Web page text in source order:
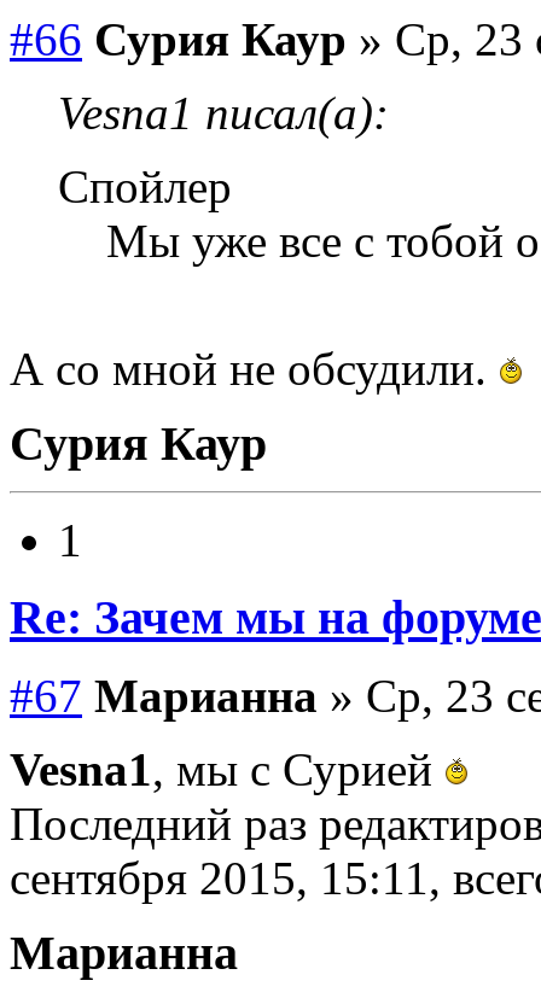
#66 Сурия Каур » Ср, 23
Vesna1 писал(а):
Спойлер
Мы уже все с тобой
А со мной не обсудили.
Сурия Каур
1
Re: Зачем мы на
#67 Марианна » Ср, 23
Vesna1, мы с Сурией
Последний раз
сентября 2015, 15:11,
Марианна